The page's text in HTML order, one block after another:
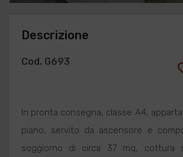
Descrizione
Cod. G693
In pronta consegna, classe A4,
piano, servito da ascensore e
soggiorno di circa 37 mq, cottura